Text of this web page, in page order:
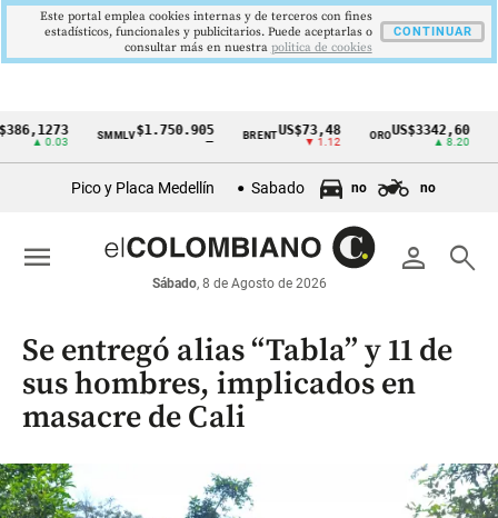
Cintillo
económicos
Colombia
SMMLV$1.750.905 BRENT US$73,48
▼ 1.12
ORO US$3342,60
Pico y Placa Medellín Sabado no no
person search
Sábado, 8 de Agosto de 2026
menu
Se entregó alias “Tabla” y 11 de
sus hombres, implicados en
masacre de Cali
Este portal emplea cookies internas y de terceros con fines
estadísticos, funcionales y publicitarios. Puede aceptarlas o
consultar más en nuestra politica de cookies
CONTINUAR